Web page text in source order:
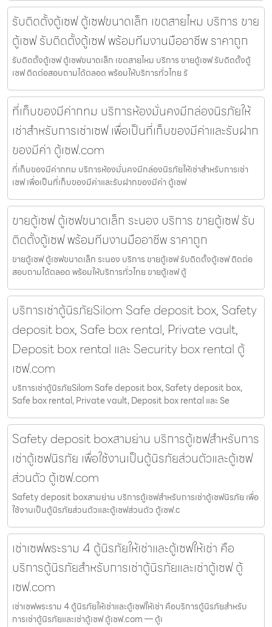
รับติดตั้งตู้เซฟ ตู้เซฟขนาดเล็ก เขตสายไหม บริการ ขาย
ตู้เซฟ รับติดตั้งตู้เซฟ พร้อมทีมงานมืออาชีพ ราคาถูก
รับติดตั้งตู้เซฟ ตู้เซฟขนาดเล็ก เขตสายไหม บริการ ขายตู้เซฟ รับติดตั้งตู้
เซฟ ติดต่อสอบถามได้ตลอด พร้อมให้บริการทั่วไทย รั
ที่เก็บของมีค่ากทม บริการห้องมั่นคงมีกล่องนิรภัยให้
เช่าสำหรับการเช่าเซฟ เพื่อเป็นที่เก็บของมีค่าและรับฝาก
ของมีค่า ตู้เซฟ.com
ที่เก็บของมีค่ากทม บริการห้องมั่นคงมีกล่องนิรภัยให้เช่าสำหรับการเช่า
เซฟ เพื่อเป็นที่เก็บของมีค่าและรับฝากของมีค่า ตู้เซฟ
ขายตู้เซฟ ตู้เซฟขนาดเล็ก ระนอง บริการ ขายตู้เซฟ รับ
ติดตั้งตู้เซฟ พร้อมทีมงานมืออาชีพ ราคาถูก
ขายตู้เซฟ ตู้เซฟขนาดเล็ก ระนอง บริการ ขายตู้เซฟ รับติดตั้งตู้เซฟ ติดต่อ
สอบถามได้ตลอด พร้อมให้บริการทั่วไทย ขายตู้เซฟ ตู้
บริการเช่าตู้นิรภัยSilom Safe deposit box, Safety
deposit box, Safe box rental, Private vault,
Deposit box rental และ Security box rental ตู้
เซฟ.com
บริการเช่าตู้นิรภัยSilom Safe deposit box, Safety deposit box,
Safe box rental, Private vault, Deposit box rental และ Se
Safety deposit boxสามย่าน บริการตู้เซฟสำหรับการ
เช่าตู้เซฟนิรภัย เพื่อใช้งานเป็นตู้นิรภัยส่วนตัวและตู้เซฟ
ส่วนตัว ตู้เซฟ.com
Safety deposit boxสามย่าน บริการตู้เซฟสำหรับการเช่าตู้เซฟนิรภัย เพื่อ
ใช้งานเป็นตู้นิรภัยส่วนตัวและตู้เซฟส่วนตัว ตู้เซฟ.c
เช่าเซฟพระราม 4 ตู้นิรภัยให้เช่าและตู้เซฟให้เช่า คือ
บริการตู้นิรภัยสำหรับการเช่าตู้นิรภัยและเช่าตู้เซฟ ตู้
เซฟ.com
เช่าเซฟพระราม 4 ตู้นิรภัยให้เช่าและตู้เซฟให้เช่า คือบริการตู้นิรภัยสำหรับ
การเช่าตู้นิรภัยและเช่าตู้เซฟ ตู้เซฟ.com — ตู้เ